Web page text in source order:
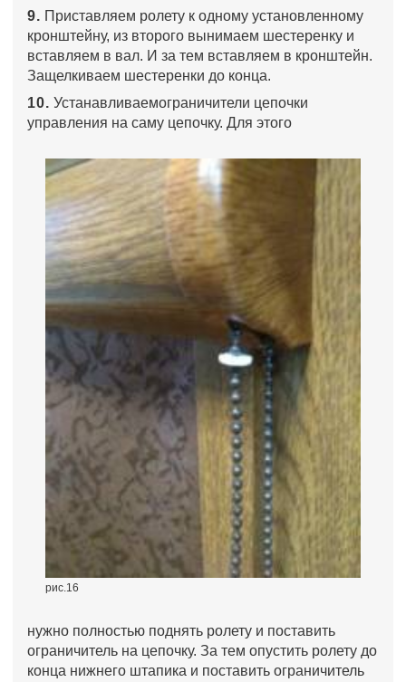
9. Приставляем ролету к одному установленному
кронштейну, из второго вынимаем шестеренку и
вставляем в вал. И за тем вставляем в кронштейн.
Защелкиваем шестеренки до конца.
10. Устанавливаемограничители цепочки
управления на саму цепочку. Для этого
рис.16
нужно полностью поднять ролету и поставить
ограничитель на цепочку. За тем опустить ролету до
конца нижнего штапика и поставить ограничитель